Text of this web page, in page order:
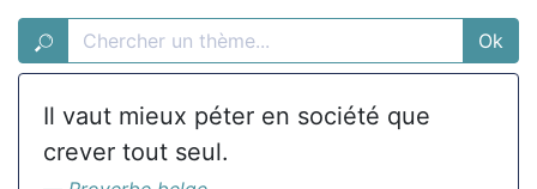
Ok
Il vaut mieux péter en société que
crever tout seul.